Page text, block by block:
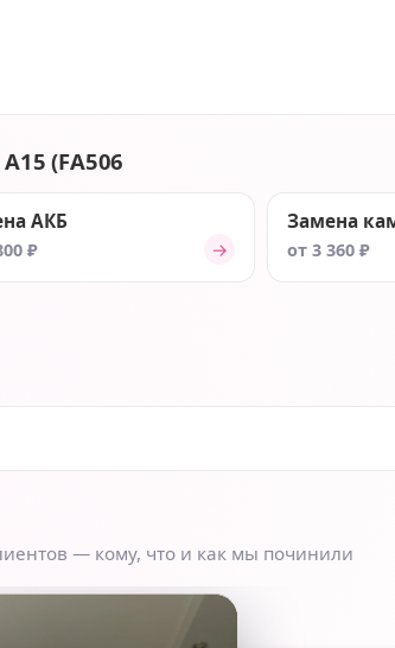
(FA506
АКБ
₽ →
Замена
от 3 360 ₽
— кому, что и как мы починили